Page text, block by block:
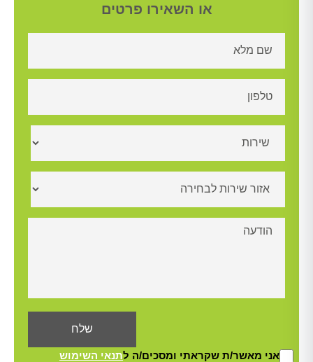
או השאירו פרטים
אני מאשר/ת שקראתי ומסכים/ה לתנאי השימוש